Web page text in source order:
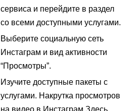
сервиса и перейдите в раздел
со всеми доступными услугами.
Выберите социальную сеть
Инстаграм и вид активности
“Просмотры”.
Изучите доступные пакеты с
услугами. Накрутка просмотров
на видео в Инстаграм Здесь